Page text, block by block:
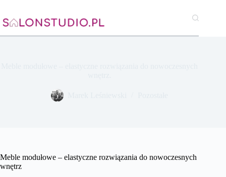
treści
Meble modułowe – elastyczne rozwiązania do nowoczesnych
wnętrz